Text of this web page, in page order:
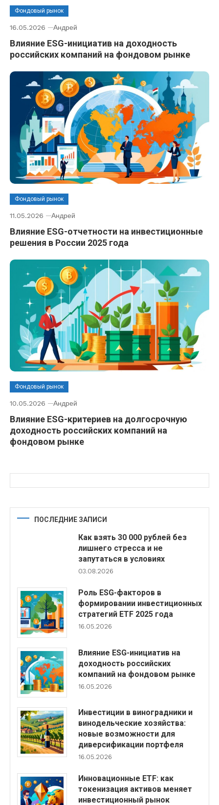
Фондовый рынок
16.05.2026 Андрей
Влияние ESG-инициатив на доходность
российских компаний на фондовом рынке
Фондовый рынок
11.05.2026 Андрей
Влияние ESG-отчетности на инвестиционные
решения в России 2025 года
Фондовый рынок
10.05.2026 Андрей
Влияние ESG-критериев на долгосрочную
доходность российских компаний на
фондовом рынке
ПОСЛЕДНИЕ ЗАПИСИ
Как взять 30 000 рублей без
лишнего стресса и не
запутаться в условиях
03.08.2026
Роль ESG-факторов в
формировании инвестиционных
стратегий ETF 2025 года
16.05.2026
Влияние ESG-инициатив на
доходность российских
компаний на фондовом рынке
16.05.2026
Инвестиции в виноградники и
винодельческие хозяйства:
новые возможности для
диверсификации портфеля
16.05.2026
Инновационные ETF: как
токенизация активов меняет
инвестиционный рынок